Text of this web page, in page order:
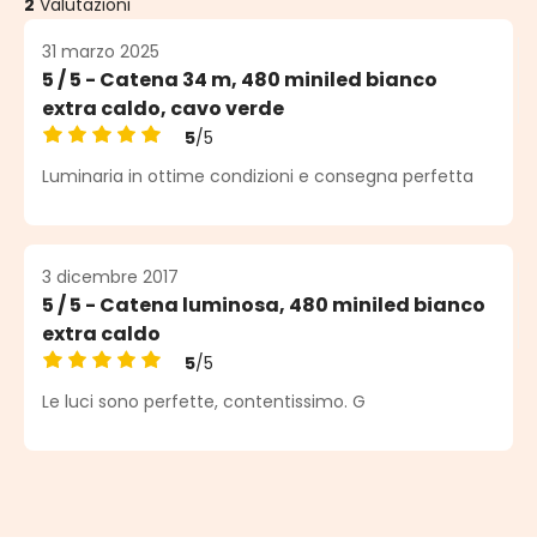
31 marzo 2025
5 / 5 - Catena 34 m, 480 miniled bianco
extra caldo, cavo verde
Valutazione media di 5 su 5 stelle
5/5
Luminaria in ottime condizioni e consegna perfetta
3 dicembre 2017
5 / 5 - Catena luminosa, 480 miniled bianco
extra caldo
Valutazione media di 5 su 5 stelle
5/5
Le luci sono perfette, contentissimo. G